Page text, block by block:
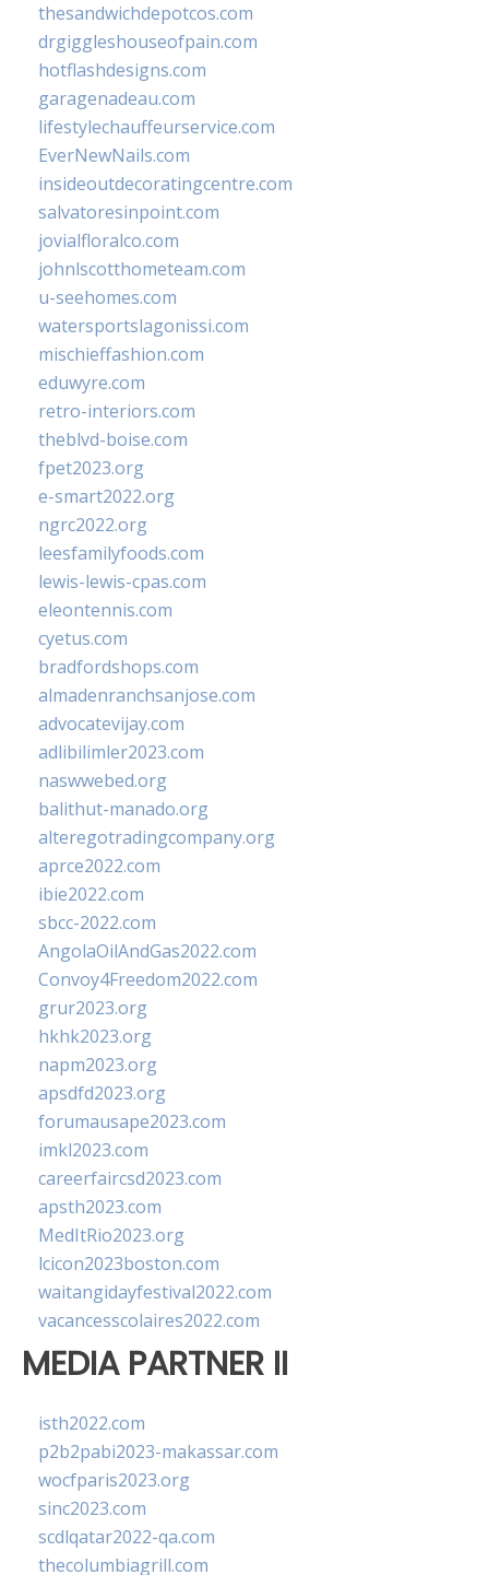
thesandwichdepotcos.com
drgiggleshouseofpain.com
hotflashdesigns.com
garagenadeau.com
lifestylechauffeurservice.com
EverNewNails.com
insideoutdecoratingcentre.com
salvatoresinpoint.com
jovialfloralco.com
johnlscotthometeam.com
u-seehomes.com
watersportslagonissi.com
mischieffashion.com
eduwyre.com
retro-interiors.com
theblvd-boise.com
fpet2023.org
e-smart2022.org
ngrc2022.org
leesfamilyfoods.com
lewis-lewis-cpas.com
eleontennis.com
cyetus.com
bradfordshops.com
almadenranchsanjose.com
advocatevijay.com
adlibilimler2023.com
naswwebed.org
balithut-manado.org
alteregotradingcompany.org
aprce2022.com
ibie2022.com
sbcc-2022.com
AngolaOilAndGas2022.com
Convoy4Freedom2022.com
grur2023.org
hkhk2023.org
napm2023.org
apsdfd2023.org
forumausape2023.com
imkl2023.com
careerfaircsd2023.com
apsth2023.com
MedItRio2023.org
lcicon2023boston.com
waitangidayfestival2022.com
vacancesscolaires2022.com
MEDIA PARTNER II
isth2022.com
p2b2pabi2023-makassar.com
wocfparis2023.org
sinc2023.com
scdlqatar2022-qa.com
thecolumbiagrill.com